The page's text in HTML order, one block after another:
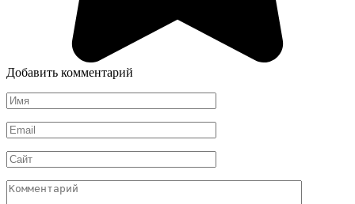
Добавить комментарий
Имя
*
Email
*
Сайт
Комментарий